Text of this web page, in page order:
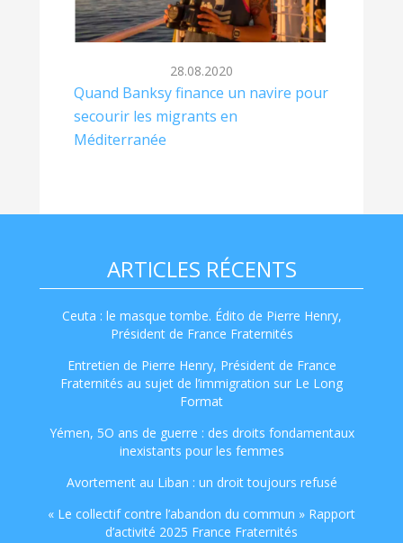
28.08.2020
Quand Banksy finance un navire pour
secourir les migrants en
Méditerranée
ARTICLES RÉCENTS
Ceuta : le masque tombe. Édito de Pierre Henry,
Président de France Fraternités
Entretien de Pierre Henry, Président de France
Fraternités au sujet de l’immigration sur Le Long
Format
Yémen, 5O ans de guerre : des droits fondamentaux
inexistants pour les femmes
Avortement au Liban : un droit toujours refusé
« Le collectif contre l’abandon du commun » Rapport
d’activité 2025 France Fraternités